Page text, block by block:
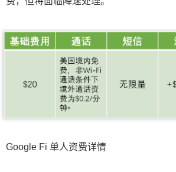
Google Fi 单人资费详情